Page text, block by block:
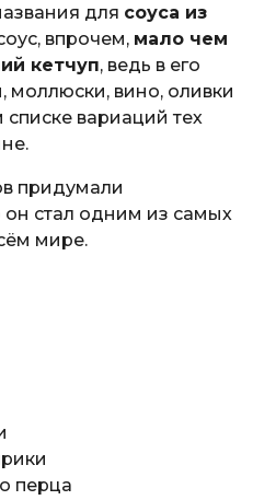
для соуса из
впрочем, мало чем
кетчуп, ведь в его
моллюски, вино, оливки
списке вариаций тех
придумали
он стал одним из самых
мире.
перца